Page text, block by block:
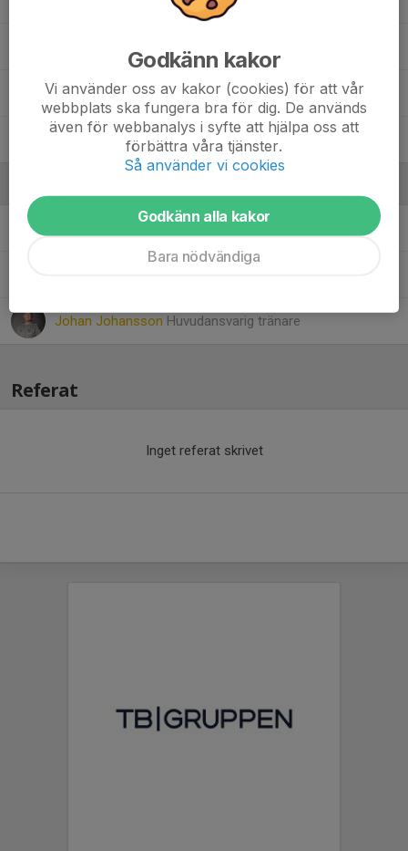
Teodor Markovic
Theo Olausson
Johan Johansson Huvudansvarig tränare
Referat
Inget referat skrivet
Godkänn kakor
Vi använder oss av kakor (cookies) för att vår
webbplats ska fungera bra för dig. De används
även för webbanalys i syfte att hjälpa oss att
förbättra våra tjänster.
Så använder vi cookies
Godkänn alla kakor
Bara nödvändiga